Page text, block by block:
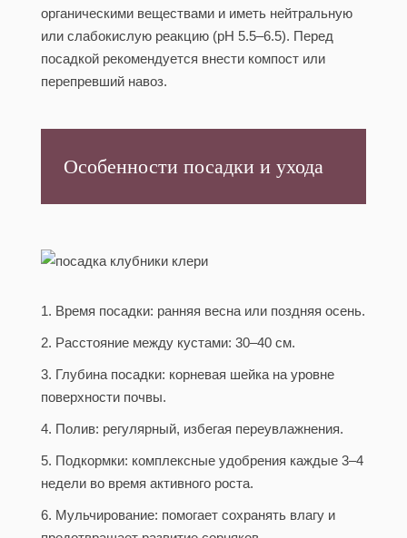
органическими веществами и иметь нейтральную
или слабокислую реакцию (pH 5.5–6.5). Перед
посадкой рекомендуется внести компост или
перепревший навоз.
Особенности посадки и ухода
1. Время посадки: ранняя весна или поздняя осень.
2. Расстояние между кустами: 30–40 см.
3. Глубина посадки: корневая шейка на уровне
поверхности почвы.
4. Полив: регулярный, избегая переувлажнения.
5. Подкормки: комплексные удобрения каждые 3–4
недели во время активного роста.
6. Мульчирование: помогает сохранять влагу и